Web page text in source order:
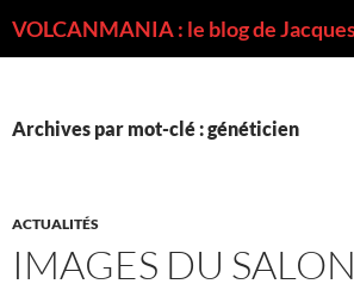
Archives par mot-clé : généticien
ACTUALITÉS
IMAGES DU SALON